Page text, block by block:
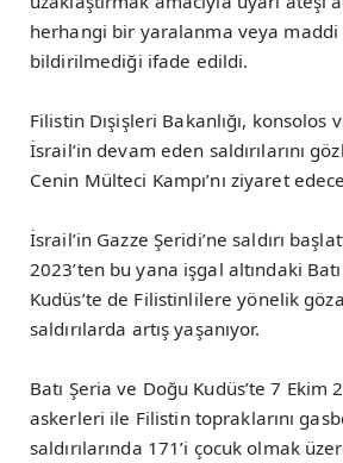
herhangi bir yaralanma veya maddi
bildirilmediği ifade edildi.
Filistin Dışişleri Bakanlığı, konsolos
İsrail’in devam eden saldırılarını
Cenin Mülteci Kampı’nı ziyaret
İsrail’in Gazze Şeridi’ne saldırı
2023’ten bu yana işgal altındaki
Kudüs’te de Filistinlilere yönelik
saldırılarda artış yaşanıyor.
Batı Şeria ve Doğu Kudüs’te 7 Ekim
askerleri ile Filistin topraklarını
saldırılarında 171’i çocuk olmak